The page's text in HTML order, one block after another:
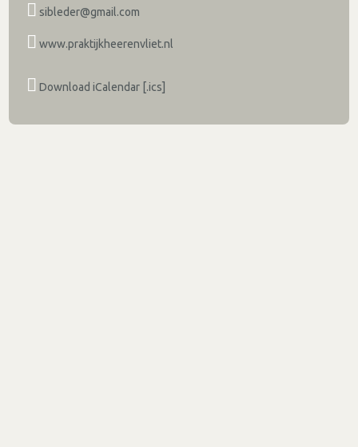
sibleder@gmail.com
www.praktijkheerenvliet.nl
Download iCalendar [.ics]